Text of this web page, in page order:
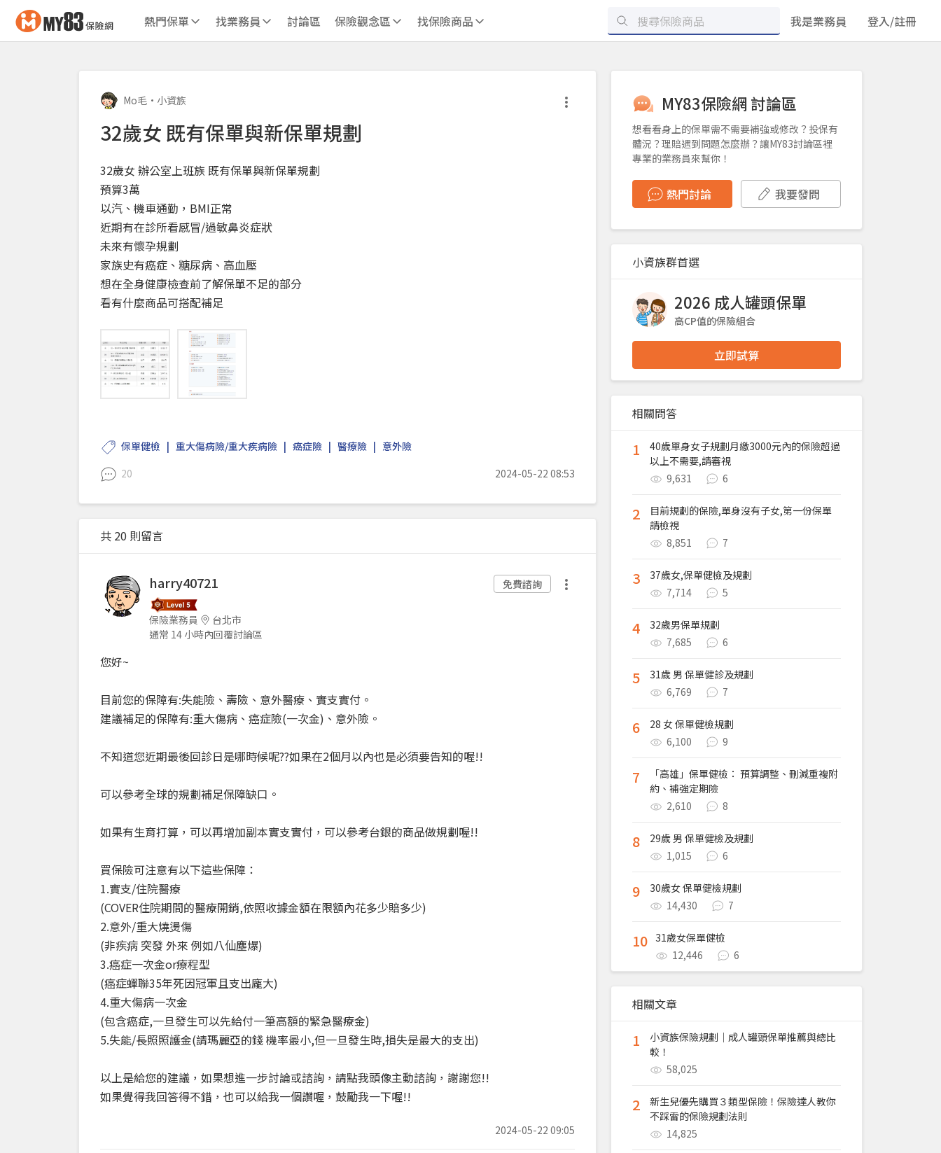
熱門保單 找業務員 討論區 保險觀念區 找保險商品 我是業務員 登入/註冊
Mo毛 • 小資族
32歲女 既有保單與新保單規劃
32歲女 辦公室上班族 既有保單與新保單規劃
預算3萬
以汽、機車通勤，BMI正常
近期有在診所看感冒/過敏鼻炎症狀
未來有懷孕規劃
家族史有癌症、糖尿病、高血壓
想在全身健康檢查前了解保單不足的部分
看有什麼商品可搭配補足
保單健檢 重大傷病險/重大疾病險 癌症險 醫療險
意外險
20
2024-05-22 08:53
共 20 則留言
harry40721
保險業務員
台北市
通常 14 小時內回覆討論區
免費諮詢
您好~
目前您的保障有:失能險、壽險、意外醫療、實支實付。
建議補足的保障有:重大傷病、癌症險(一次金)、意外險。
不知道您近期最後回診日是哪時候呢??如果在2個月以內也是必須要告知的喔!!
可以參考全球的規劃補足保障缺口。
如果有生育打算，可以再增加副本實支實付，可以參考台銀的商品做規劃喔!!
買保險可注意有以下這些保障：
1.實支/住院醫療
(COVER住院期間的醫療開銷,依照收據金額在限額內花多少賠多少)
2.意外/重大燒燙傷
(非疾病 突發 外來 例如八仙塵爆)
3.癌症一次金or療程型
(癌症蟬聯35年死因冠軍且支出龐大)
4.重大傷病一次金
(包含癌症,一旦發生可以先給付一筆高額的緊急醫療金)
5.失能/長照照護金(請瑪麗亞的錢 機率最小,但一旦發生時,損失是最大的支出)
以上是給您的建議，如果想進一步討論或諮詢，請點我頭像主動諮詢，謝謝您!!
如果覺得我回答得不錯，也可以給我一個讚喔，鼓勵我一下喔!!
2024-05-22 09:05
MY83保險網 討論區
想看看身上的保單需不需要補強或修改？投保有
體況？理賠遇到問題怎麼辦？讓MY83討論區裡
專業的業務員來幫你！
熱門討論 我要發問
小資族群首選
2026 成人罐頭保單
高CP值的保險組合
立即試算
相關問答
1
40歲單身女子規劃月繳3000元內的保險超過
以上不需要,請審視
9,631
6
2
目前規劃的保險,單身沒有子女,第一份保單
請檢視
8,851
7
3
37歲女,保單健檢及規劃
7,714
5
4
32歲男保單規劃
7,685
6
5
31歲 男 保單健診及規劃
6,769
7
6
28 女 保單健檢規劃
6,100
9
7
「高雄」保單健檢： 預算調整、刪減重複附
約、補強定期險
2,610
8
8
29歲 男 保單健檢及規劃
1,015
6
9
30歲女 保單健檢規劃
14,430
7
10 31歲女保單健檢
12,446
6
相關文章
1
小資族保險規劃｜成人罐頭保單推薦與總比
較！
58,025
2
新生兒優先購買３類型保險！保險達人教你
不踩雷的保險規劃法則
14,825